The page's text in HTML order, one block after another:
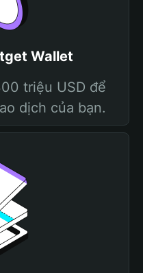
Wallet
triệu USD để
dịch của bạn.